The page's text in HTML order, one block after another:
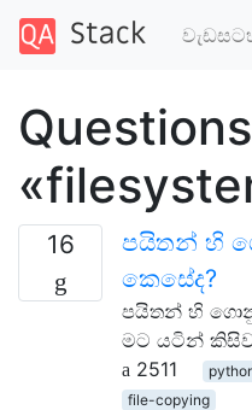
16
පයිතන් හි
කෙසේද?
පයිතන් හි
මට යටින්
2511
file-copying